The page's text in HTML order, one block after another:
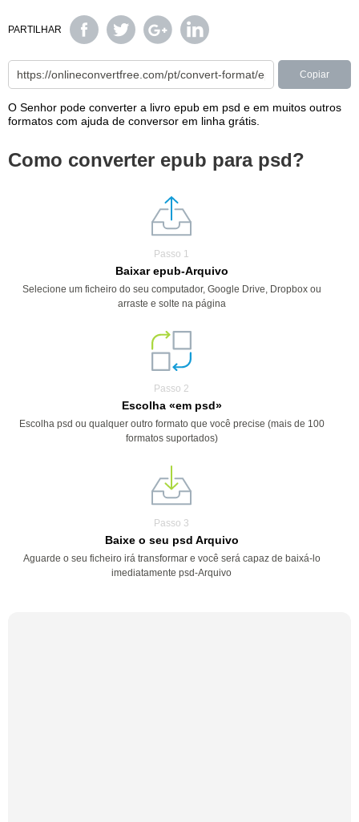
PARTILHAR
Copiar
O Senhor pode converter a livro epub em psd e em muitos outros
formatos com ajuda de conversor em linha grátis.
Como converter epub para psd?
Passo 1
Baixar epub-Arquivo
Selecione um ficheiro do seu computador, Google Drive, Dropbox ou
arraste e solte na página
Passo 2
Escolha «em psd»
Escolha psd ou qualquer outro formato que você precise (mais de 100
formatos suportados)
Passo 3
Baixe o seu psd Arquivo
Aguarde o seu ficheiro irá transformar e você será capaz de baixá-lo
imediatamente psd-Arquivo